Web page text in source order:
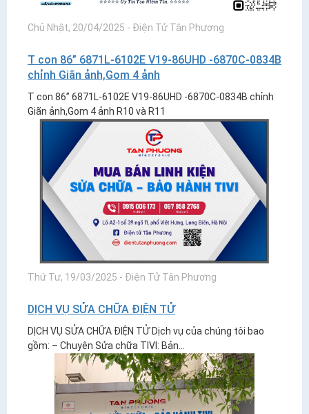
Chủ Nhật, 20/04/2025 - Điện Tử Tân Phương
T con 86” 6871L-6102E V19-86UHD -6870C-0834B
chỉnh Giãn ảnh,Gom 4 ảnh
T con 86” 6871L-6102E V19-86UHD -6870C-0834B chỉnh
Giãn ảnh,Gom 4 ảnh R10 và R11
Thứ Tư, 19/03/2025 - Điện Tử Tân Phương
DỊCH VỤ SỬA CHỮA ĐIỆN TỬ
DỊCH VỤ SỬA CHỮA ĐIỆN TỬ Dịch vụ của chúng tôi bao
gồm: – Chuyên Sửa chữa TIVI: Bản...